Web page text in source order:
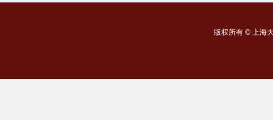
版权所有 ©上海